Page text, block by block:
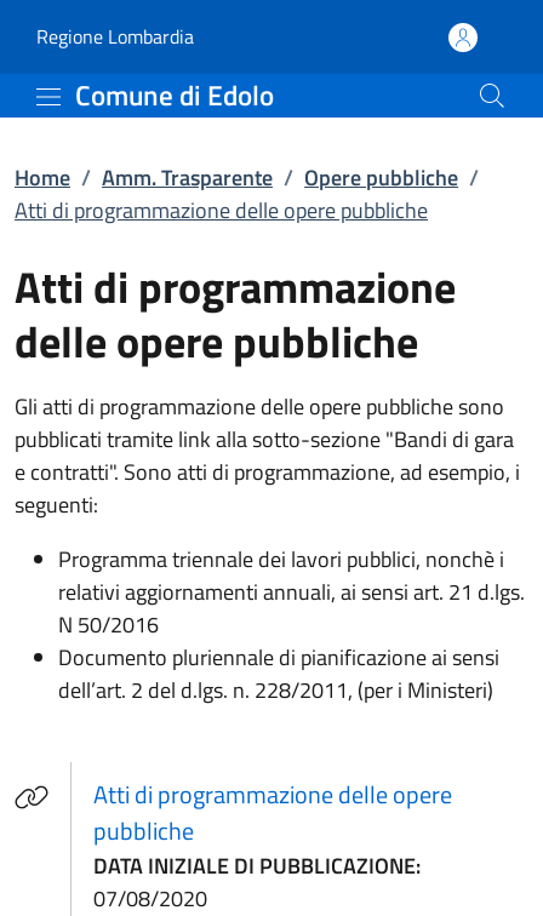
Atti di programmazione
Regione Lombardia(apre in un'altra scheda).
Comune di Edolo
Home / Amm. Trasparente / Opere pubbliche /
Atti di programmazione delle opere pubbliche
Atti di programmazione
delle opere pubbliche
Gli atti di programmazione delle opere pubbliche sono
pubblicati tramite link alla sotto-sezione "Bandi di gara
e contratti". Sono atti di programmazione, ad esempio, i
seguenti:
Programma triennale dei lavori pubblici, nonchè i
relativi aggiornamenti annuali, ai sensi art. 21 d.lgs.
N 50/2016
Documento pluriennale di pianificazione ai sensi
dell’art. 2 del d.lgs. n. 228/2011, (per i Ministeri)
Atti di programmazione delle opere
pubbliche
DATA INIZIALE DI PUBBLICAZIONE:
07/08/2020